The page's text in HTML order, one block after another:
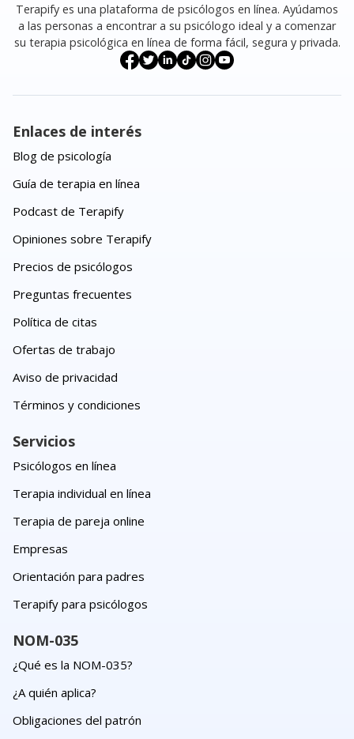
Terapify es una plataforma de psicólogos en línea. Ayúdamos
a las personas a encontrar a su psicólogo ideal y a comenzar
su terapia psicológica en línea de forma fácil, segura y privada.
Enlaces de interés
Blog de psicología
Guía de terapia en línea
Podcast de Terapify
Opiniones sobre Terapify
Precios de psicólogos
Preguntas frecuentes
Política de citas
Ofertas de trabajo
Aviso de privacidad
Términos y condiciones
Servicios
Psicólogos en línea
Terapia individual en línea
Terapia de pareja online
Empresas
Orientación para padres
Terapify para psicólogos
NOM-035
¿Qué es la NOM-035?
¿A quién aplica?
Obligaciones del patrón